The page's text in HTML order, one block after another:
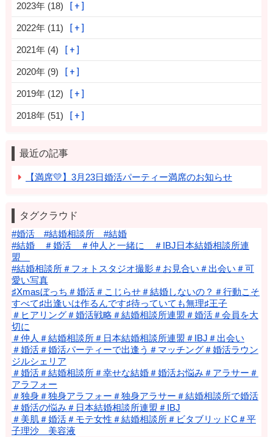
2023年 (18)
2022年 (11)
2021年 (4)
2020年 (9)
2019年 (12)
2018年 (51)
最近の記事
【満席💛】3月23日婚活パーティー満席のお知らせ
タグクラウド
#婚活 #結婚相談所 #結婚
#結婚 ＃婚活 ＃仲人と一緒に ＃IBJ日本結婚相談所連
盟
#結婚相談所＃フォトスタジオ撮影＃お見合い＃出会い＃可
愛い写真
♯Xmasぼっち＃婚活＃こじらせ＃結婚しないの？＃行動こそ
すべて♯出逢いは作るんです♯待っていても無理♯王子
＃ヒアリング＃婚活戦略＃結婚相談所連盟＃婚活＃会員を大
切に
＃仲人＃結婚相談所＃日本結婚相談所連盟＃IBJ＃出会い
＃婚活＃婚活パーティーで出逢う＃マッチング＃婚活ラウン
ジルシェリア
＃婚活＃結婚相談所＃幸せな結婚＃婚活お悩み＃アラサー＃
アラフォー
＃独身＃独身アラフォー＃独身アラサー＃結婚相談所で婚活
＃婚活の悩み＃日本結婚相談所連盟＃IBJ
＃美肌＃婚活＃モテ女性＃結婚相談所＃ビタブリッドC＃平
子理沙 美容液